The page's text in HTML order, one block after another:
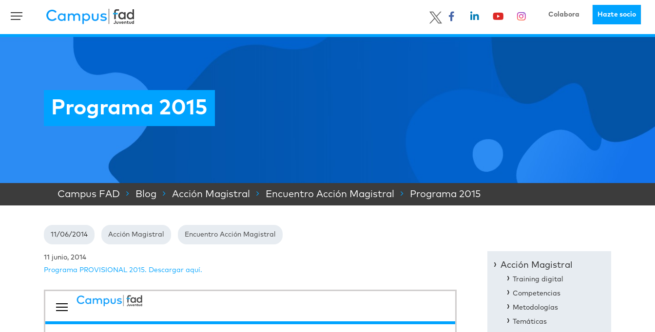
Colabora Hazte socio
Programa 2015
Campus FAD Blog Acción Magistral Encuentro Acción Magistral Programa 2015
11/06/2014 Acción Magistral Encuentro Acción Magistral
11 junio, 2014
Programa PROVISIONAL 2015. Descargar aquí.
Acción Magistral
Training digital
Competencias
Metodologías
Temáticas